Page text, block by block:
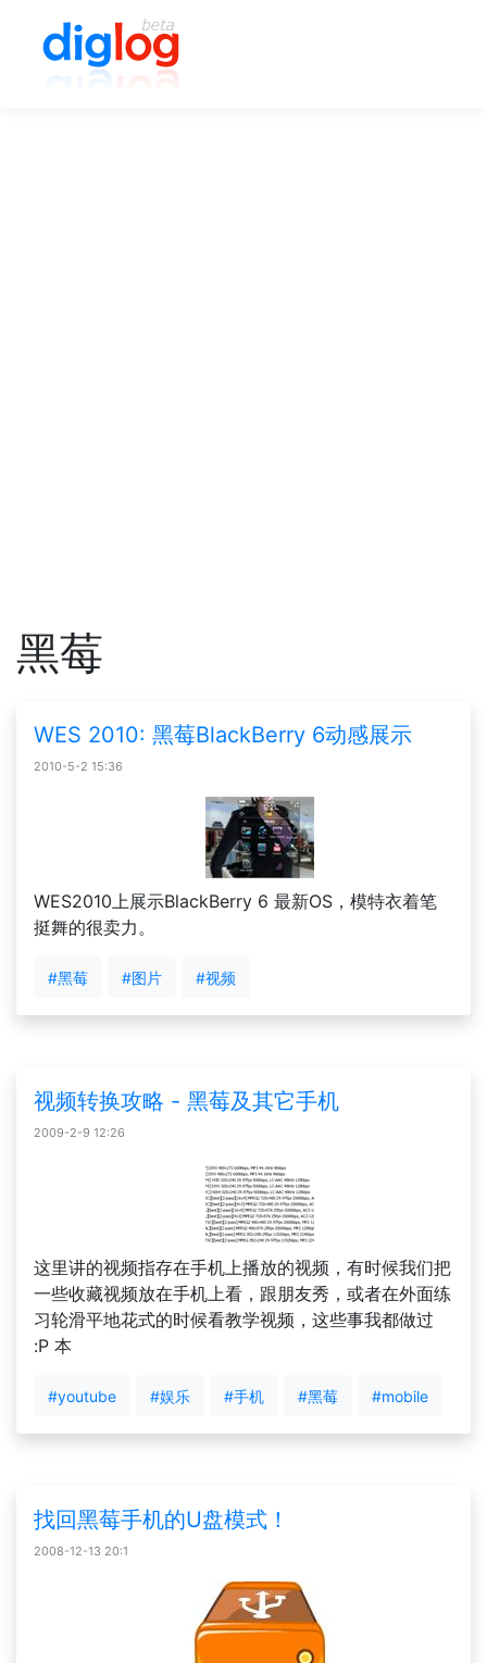
黑莓
WES 2010: 黑莓BlackBerry 6动感展示
2010-5-2 15:36
WES2010上展示BlackBerry 6 最新OS，模特衣着笔
挺舞的很卖力。
#黑莓 #图片 #视频
视频转换攻略 - 黑莓及其它手机
2009-2-9 12:26
这里讲的视频指存在手机上播放的视频，有时候我们把
一些收藏视频放在手机上看，跟朋友秀，或者在外面练
习轮滑平地花式的时候看教学视频，这些事我都做过
:P 本
#youtube #娱乐 #手机 #黑莓 #mobile
找回黑莓手机的U盘模式！
2008-12-13 20:1